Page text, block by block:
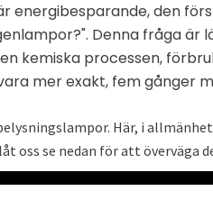
energibesparande, den
Denna fråga är
kemiska processen,
mer exakt, fem gånger
Här, i
oss se nedan för att överväga